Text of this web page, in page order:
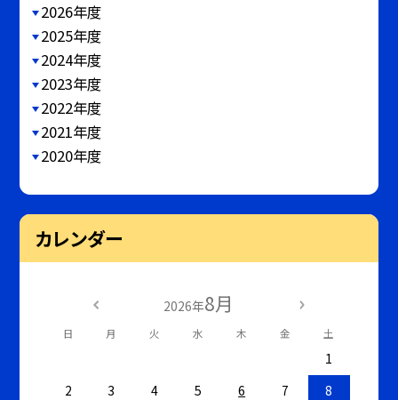
2026年度
2025年度
2024年度
2023年度
2022年度
2021年度
2020年度
カレンダー
2026年8月
日 月 火 水 木 金 土
1
2
3 4 5 6 7
8